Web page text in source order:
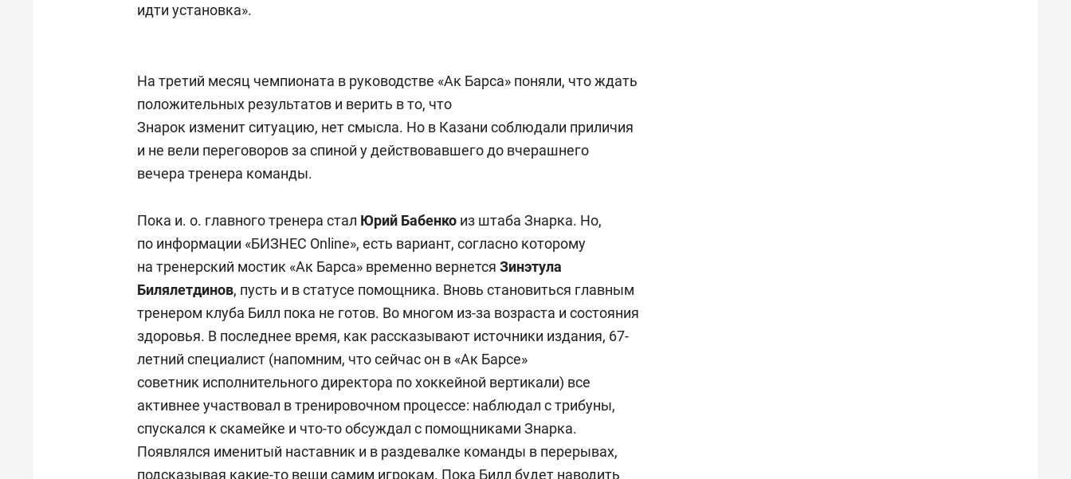
идти установка».
На третий месяц чемпионата в руководстве «Ак Барса» поняли, что ждать
положительных результатов и верить в то, что
Знарок изменит ситуацию, нет смысла. Но в Казани соблюдали приличия
и не вели переговоров за спиной у действовавшего до вчерашнего
вечера тренера команды.
Пока и. о. главного тренера стал Юрий Бабенко из штаба Знарка. Но,
по информации «БИЗНЕС Online», есть вариант, согласно которому
на тренерский мостик «Ак Барса» временно вернется Зинэтула
Билялетдинов, пусть и в статусе помощника. Вновь становиться главным
тренером клуба Билл пока не готов. Во многом из-за возраста и состояния
здоровья. В последнее время, как рассказывают источники издания, 67-
летний специалист (напомним, что сейчас он в «Ак Барсе»
советник исполнительного директора по хоккейной вертикали) все
активнее участвовал в тренировочном процессе: наблюдал с трибуны,
спускался к скамейке и что-то обсуждал с помощниками Знарка.
Появлялся именитый наставник и в раздевалке команды в перерывах,
подсказывая какие-то вещи самим игрокам. Пока Билл будет наводить